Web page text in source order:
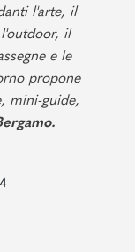
l'arte, il
il
e le
propone
mini-guide,